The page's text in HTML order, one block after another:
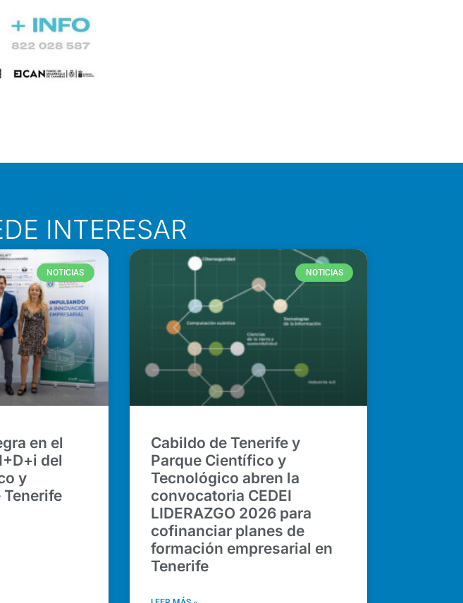
INTERESAR
NOTICIAS
en el
del
y
NOTICIAS
Cabildo de Tenerife y
Parque Científico y
Tecnológico abren la
convocatoria CEDEI
LIDERAZGO 2026 para
cofinanciar planes de
formación empresarial en
Tenerife